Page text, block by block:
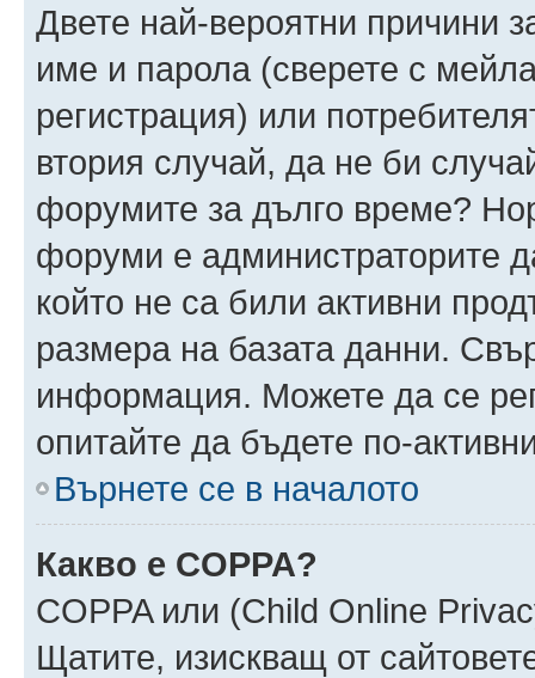
Двете най-вероятни причини
име и парола (сверете с
регистрация) или
втория случай, да не би
форумите за дълго време?
форуми е администраторите
който не са били активни
размера на базата данни.
информация. Можете да се
опитайте да бъдете по-
Върнете се в началото
Какво е COPPA?
COPPA или (Child Online
Щатите, изискващ от